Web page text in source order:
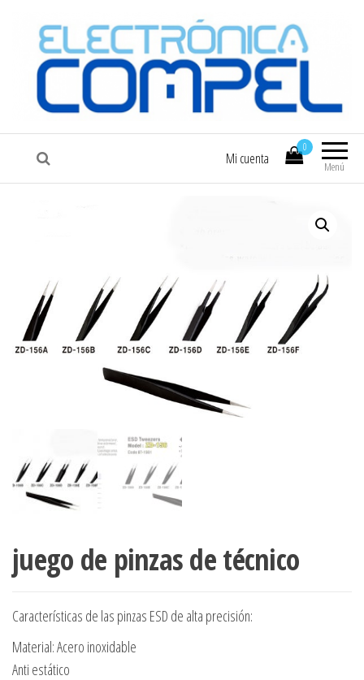
COMPEL Electrónica COMPEL
Menú
0
Mi cuenta
juego de pinzas de técnico
Características de las pinzas ESD de alta precisión:
Material: Acero inoxidable
Anti estático